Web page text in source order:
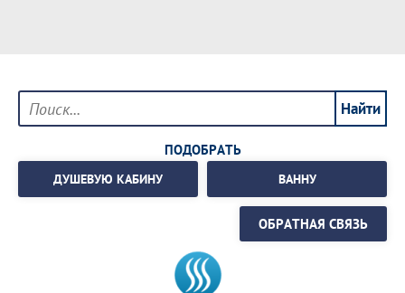
ПОДОБРАТЬ
ДУШЕВУЮ КАБИНУ ВАННУ
ОБРАТНАЯ СВЯЗЬ